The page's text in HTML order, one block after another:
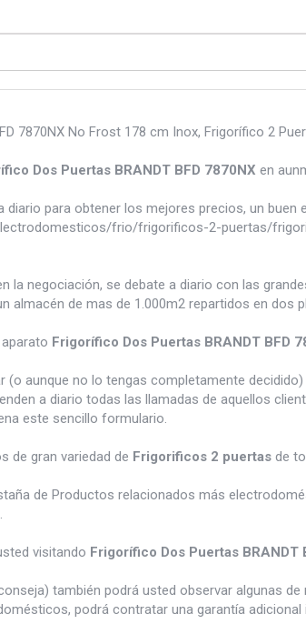
7870NX No Frost 178 cm Inox, Frigorífico 2
Dos Puertas BRANDT BFD 7870NX en
para obtener los mejores precios, un buen
frio/frigorificos-2-puertas/
la negociación, se debate a diario con las
almacén de mas de 1.000m2 repartidos en
Frigorífico Dos Puertas BRANDT BFD
(o aunque no lo tengas completamente
a diario todas las llamadas de aquellos
este sencillo formulario.
de gran variedad de Frigorificos 2 puertas de
de Productos relacionados más
visitando Frigorífico Dos Puertas BRANDT
también podrá usted observar algunas
podrá contratar una garantía adicional